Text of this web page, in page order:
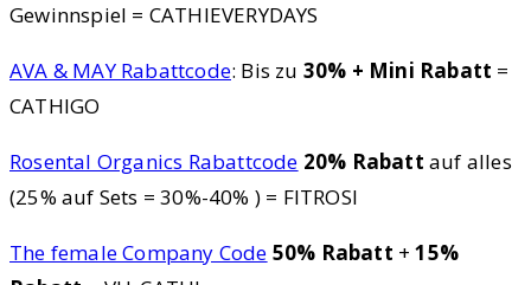
Gewinnspiel = CATHIEVERYDAYS
AVA & MAY Rabattcode: Bis zu 30% + Mini Rabatt =
CATHIGO
Rosental Organics Rabattcode 20% Rabatt auf alles
(25% auf Sets = 30%-40% ) = FITROSI
The female Company Code 50% Rabatt +15%